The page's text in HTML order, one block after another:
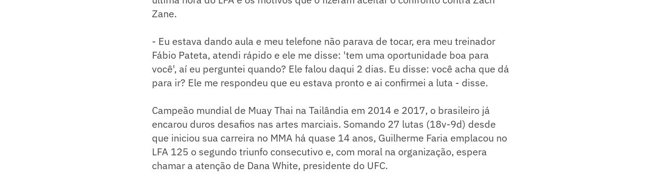
Zane.
- Eu estava dando aula e meu telefone não parava de tocar, era meu treinador
Fábio Pateta, atendi rápido e ele me disse: 'tem uma oportunidade boa para
você', aí eu perguntei quando? Ele falou daqui 2 dias. Eu disse: você acha que dá
para ir? Ele me respondeu que eu estava pronto e ai confirmei a luta - disse.
Campeão mundial de Muay Thai na Tailândia em 2014 e 2017, o brasileiro já
encarou duros desafios nas artes marciais. Somando 27 lutas (18v-9d) desde
que iniciou sua carreira no MMA há quase 14 anos, Guilherme Faria emplacou no
LFA 125 o segundo triunfo consecutivo e, com moral na organização, espera
chamar a atenção de Dana White, presidente do UFC.